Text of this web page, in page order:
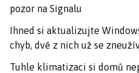
pozor na Signalu
Ihned si aktualizujte
chyb, dvě z nich už se
Tuhle klimatizaci si domů